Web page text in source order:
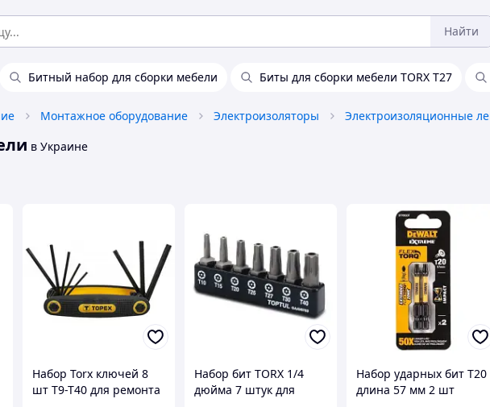
Найти
Битный набор для сборки мебели Биты для сборки мебели TORX T27
Монтажное оборудование Электроизоляторы
в Украине
Набор Torx ключей 8
шт T9-T40 для ремонта
Набор бит TORX 1/4
дюйма 7 штук для
Набор ударных бит T20
длина 57 мм 2 шт